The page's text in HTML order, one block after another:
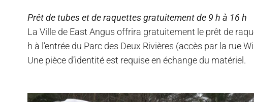
Prêt de tubes et de raquettes gratuitement de 9 h à 16 h
La Ville de East Angus offrira gratuitement le prêt de
h à l’entrée du Parc des Deux Rivières (accès par la rue
Une pièce d’identité est requise en échange du matériel.